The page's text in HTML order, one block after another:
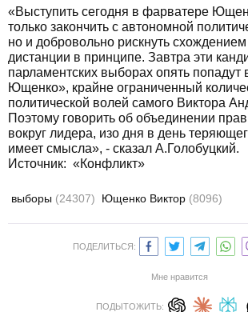
«Выступить сегодня в фарватере
только закончить с автономной
но и добровольно рискнуть схождением
дистанции в принципе. Завтра эти
парламентских выборах опять попадут
Ющенко», крайне ограниченный
политической волей самого Виктора
Поэтому говорить об объединении
вокруг лидера, изо дня в день
имеет смысла», - сказал А.Голобуцкий.
Источник: «Конфликт»
выборы (24307) Ющенко Виктор (8096)
ПОДЕЛИТЬСЯ:
Мне нравится
ПОДЫТОЖИТЬ: